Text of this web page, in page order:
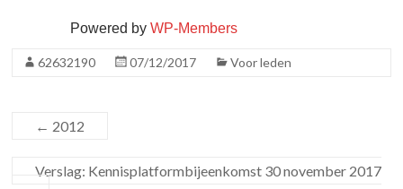
Powered byWP-Members
62632190 07/12/2017 Voor leden
← 2012
Verslag: Kennisplatformbijeenkomst 30 november 2017